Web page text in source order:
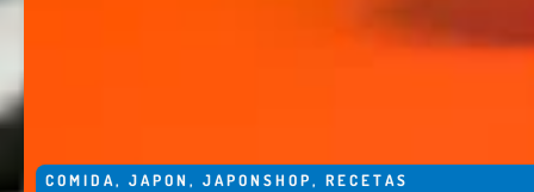
COMIDA, JAPON , JAPONSHOP, RECETAS